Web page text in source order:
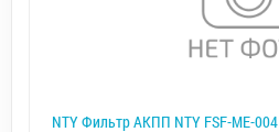
NTY Фильтр АКПП NTY FSF-ME-004